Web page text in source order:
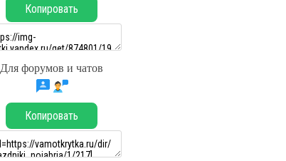
Копировать
Для форумов и чатов
Копировать